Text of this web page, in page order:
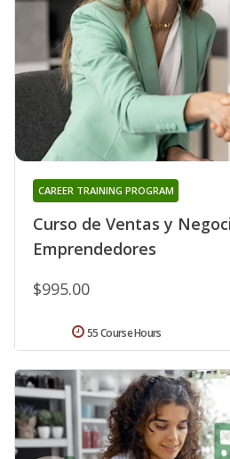
Curso de Ventas y
Emprendedores
CAREER TRAINING PROGRAM
$995.00
55 Course Hours